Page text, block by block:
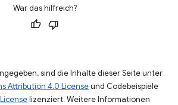
War das hilfreich?
sind die Inhalte dieser Seite unter
Attribution 4.0 Licenseund Codebeispiele
lizenziert. Weitere Informationen